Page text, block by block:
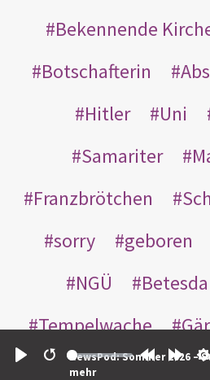
Restart
NewsPod: Sommer 2026 –
mehr
Bekennende
Botschafterin
Hitler
Uni
Samariter
Franzbrötchen
sorry
geboren
NGÜ
Betesda
Tempelwache
Gottes
Bote